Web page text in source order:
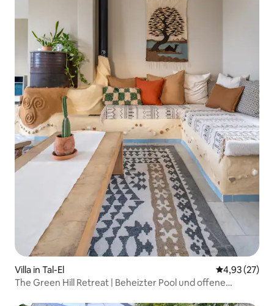
Villa in Tal-El
4,93 (27)
The Green Hill Retreat | Beheizter Pool und offene